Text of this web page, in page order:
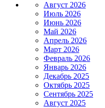
Август 2026
Июль 2026
Июнь 2026
Май 2026
Апрель 2026
Март 2026
Февраль 2026
Январь 2026
Декабрь 2025
Октябрь 2025
Сентябрь 2025
Август 2025